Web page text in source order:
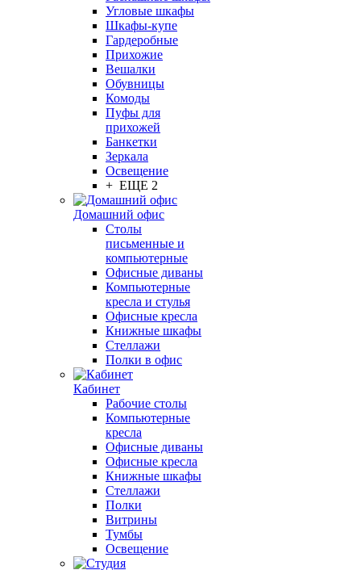
Угловые шкафы
Шкафы-купе
Гардеробные
Прихожие
Вешалки
Обувницы
Комоды
Пуфы для
прихожей
Банкетки
Зеркала
Освещение
+ ЕЩЕ 2
Домашний офис
Столы
письменные и
компьютерные
Офисные диваны
Компьютерные
кресла и стулья
Офисные кресла
Книжные шкафы
Стеллажи
Полки в офис
Кабинет
Рабочие столы
Компьютерные
кресла
Офисные диваны
Офисные кресла
Книжные шкафы
Стеллажи
Полки
Витрины
Тумбы
Освещение